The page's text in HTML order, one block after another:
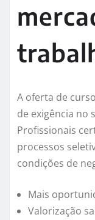
A oferta de
de exigência no
Profissionais
processos
condições de
Mais
Valorização